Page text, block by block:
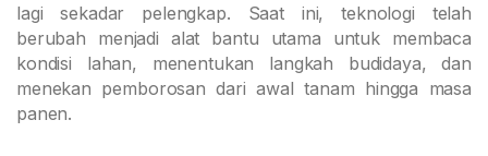
lagi sekadar pelengkap. Saat ini, teknologi telah
berubah menjadi alat bantu utama untuk membaca
kondisi lahan, menentukan langkah budidaya, dan
menekan pemborosan dari awal tanam hingga masa
panen.